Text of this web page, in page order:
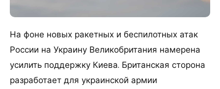
На фоне новых ракетных и беспилотных атак
России на Украину Великобритания намерена
усилить поддержку Киева. Британская сторона
разработает для украинской армии